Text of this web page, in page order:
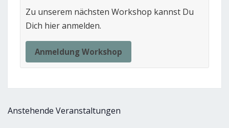
Zu unserem nächsten Workshop kannst Du
Dich hier anmelden.
Anmeldung Workshop
Anstehende Veranstaltungen